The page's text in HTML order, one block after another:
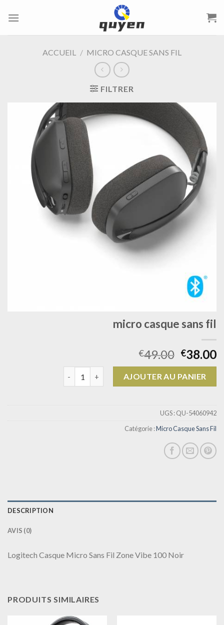
ACCUEIL / MICRO CASQUE SANS FIL
FILTRER
micro casque sans fil
€49.00 €38.00
AJOUTER AU PANIER
UGS :QU-54060942
Catégorie :Micro Casque Sans Fil
DESCRIPTION
AVIS (0)
Logitech Casque Micro Sans Fil Zone Vibe 100 Noir
PRODUITS SIMILAIRES